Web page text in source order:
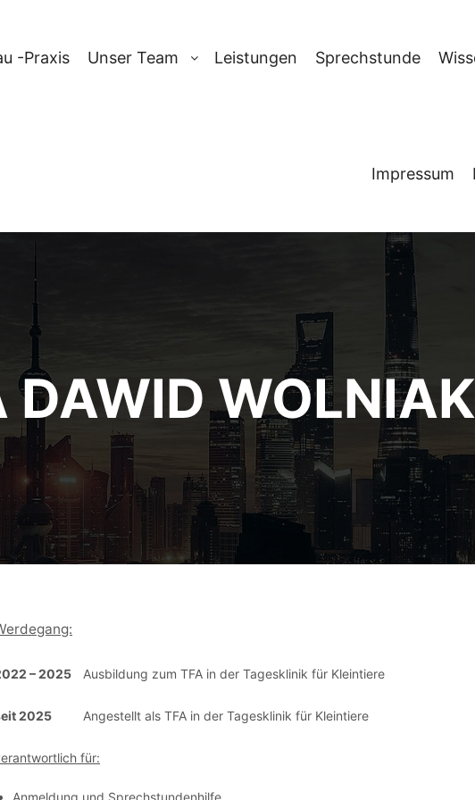
-Praxis Unser Team Leistungen Sprechstunde
Impressum
DAWID WOLNIAK
– 2025 Ausbildung zum TFA in der Tagesklinik für Kleintiere
2025 Angestellt als TFA in der Tagesklinik für Kleintiere
für: